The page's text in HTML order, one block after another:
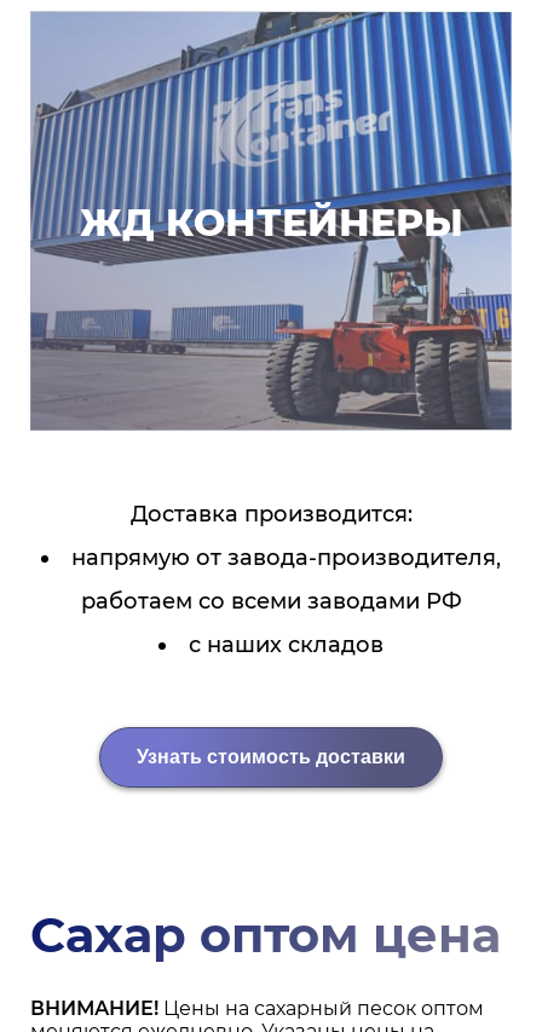
ЖД КОНТЕЙНЕРЫ
Доставка производится:
напрямую от завода-производителя,
работаем со всеми заводами РФ
с наших складов
Узнать стоимость доставки
Сахар оптом цена
ВНИМАНИЕ! Цены на сахарный песок оптом